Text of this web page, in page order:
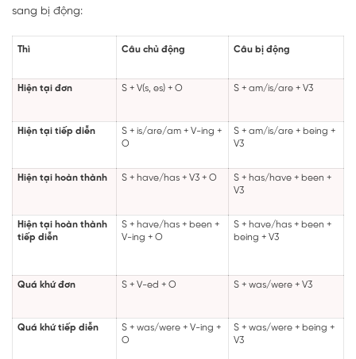
sang bị động:
Thì Câu chủ động Câu bị động
Hiện tại đơn S + V(s, es) + O S + am/is/are + V3
Hiện tại tiếp diễn
S + is/are/am + V-ing +
O
S + am/is/are + being +
V3
Hiện tại hoàn thành S + have/has + V3 + O
S + has/have + been +
V3
Hiện tại hoàn thành
tiếp diễn
S + have/has + been +
V-ing + O
S + have/has + been +
being + V3
Quá khứ đơn S + V-ed + O S + was/were + V3
Quá khứ tiếp diễn
S + was/were + V-ing +
O
S + was/were + being +
V3